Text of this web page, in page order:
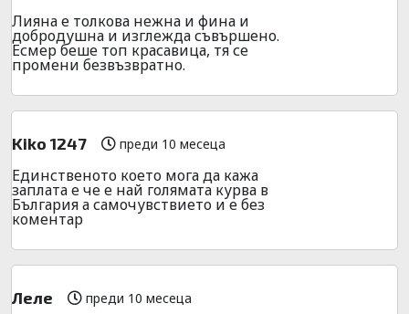
Лияна е толкова нежна и фина и
добродушна и изглежда съвършено.
Есмер беше топ красавица, тя се
промени безвъзвратно.
Kiko 1247 преди 10 месеца
Единственото което мога да кажа
заплата е че е най голямата курва в
България а самочувствието и е без
коментар
Леле преди 10 месеца